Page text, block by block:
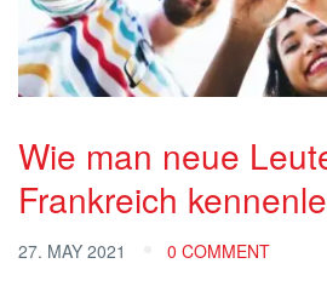
Wie man neue
Frankreich
27. MAY 2021 0 COMMENT